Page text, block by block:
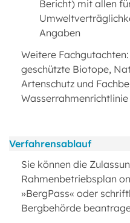
Bericht) mit allen
Angaben
Weitere
geschützte Biotope,
Artenschutz und
Wasserrahmenrichtlinie
Verfahrensablauf
Sie können die
Rahmenbetriebsplan
»BergPass« oder
Bergbehörde